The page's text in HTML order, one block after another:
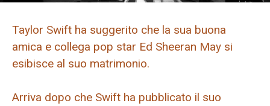
Taylor Swift ha suggerito che la sua buona
amica e collega pop star Ed Sheeran May si
esibisce al suo matrimonio.
Arriva dopo che Swift ha pubblicato il suo